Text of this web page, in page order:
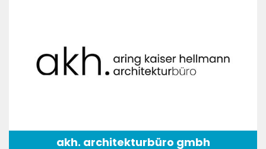
akh. architekturbüro gmbh